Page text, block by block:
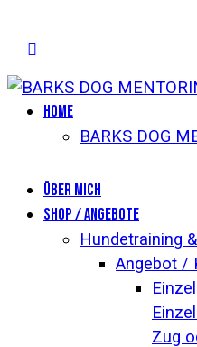
Home
BARKS DOG
Über mich
Shop / Angebote
Hundetraining
Angebot /
Zug